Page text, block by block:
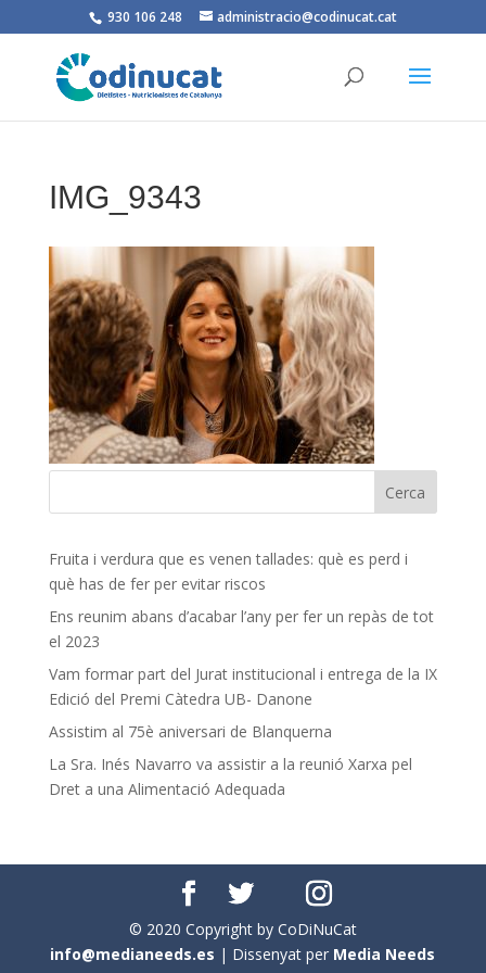
930 106 248 administracio@codinucat.cat
IMG_9343
Fruita i verdura que es venen tallades: què es perd i
què has de fer per evitar riscos
Ens reunim abans d’acabar l’any per fer un repàs de tot
el 2023
Vam formar part del Jurat institucional i entrega de la IX
Edició del Premi Càtedra UB- Danone
Assistim al 75è aniversari de Blanquerna
La Sra. Inés Navarro va assistir a la reunió Xarxa pel
Dret a una Alimentació Adequada
© 2020 Copyright by CoDiNuCat
info@medianeeds.es | Dissenyat per Media Needs